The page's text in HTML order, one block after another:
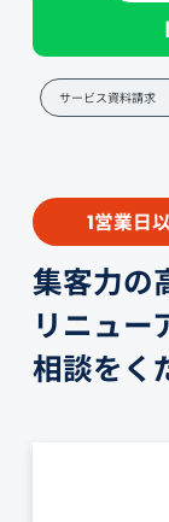
サービス資料請求
1営業日
集客力の
リニュー
相談をく